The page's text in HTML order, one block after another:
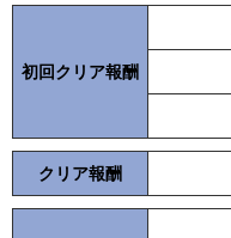
初回クリア報酬
クリア報酬